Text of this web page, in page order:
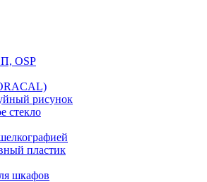
OSP
рисунок
стекло
пластик
шкафов